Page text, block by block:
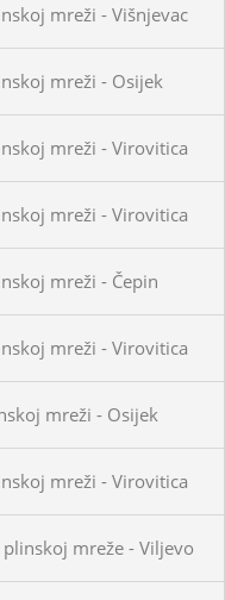
mreži - Višnjevac
mreži - Osijek
mreži - Virovitica
mreži - Virovitica
mreži - Čepin
mreži - Virovitica
mreži - Osijek
mreži - Virovitica
mreže - Viljevo